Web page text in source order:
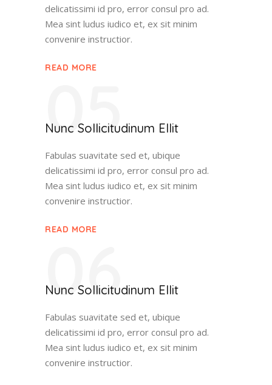
delicatissimi id pro, error consul pro ad.
Mea sint ludus iudico et, ex sit minim
convenire instructior.
READ MORE
05
Nunc Sollicitudinum Ellit
Fabulas suavitate sed et, ubique
delicatissimi id pro, error consul pro ad.
Mea sint ludus iudico et, ex sit minim
convenire instructior.
READ MORE
06
Nunc Sollicitudinum Ellit
Fabulas suavitate sed et, ubique
delicatissimi id pro, error consul pro ad.
Mea sint ludus iudico et, ex sit minim
convenire instructior.